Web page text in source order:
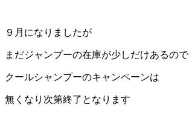
９月になりましたが
まだジャンプーの在庫が少しだけあるので
クールシャンプーのキャンペーンは
無くなり次第終了となります